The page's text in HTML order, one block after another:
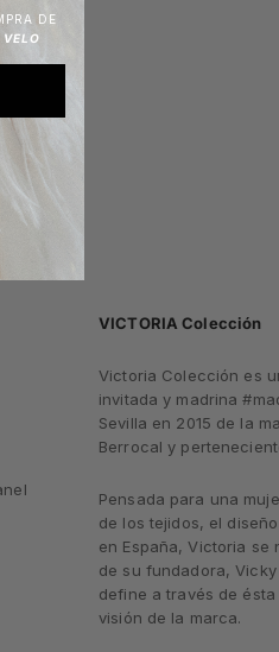
VICTORIA Colección
Victoria Colección es
invitada y madrina
Sevilla en 2015 de la
Berrocal y
Pensada para una
de los tejidos, el
en España, Victoria se
de su fundadora,
define a través de
visión de la marca.
DE
VELO